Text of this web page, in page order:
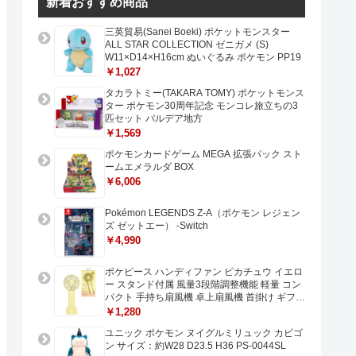
三英貿易(Sanei Boeki) ポケットモンスター
ALL STAR COLLECTION ゼニガメ (S)
W11×D14×H16cm ぬいぐるみ ポケモン PP19
￥1,027
タカラトミー(TAKARA TOMY) ポケットモンス
ター ポケモン30周年記念 モンコレ旅立ちの3
匹セット パルデア地方
￥1,569
ポケモンカードゲーム MEGA 拡張パック スト
ームエメラルダ BOX
￥6,006
Pokémon LEGENDS Z-A（ポケモン レジェン
ズ ゼットエー） -Switch
￥4,990
ポケピース ハンディファン ピカチュウ イエロ
ー スタンド付属 風量3段階調整機能 軽量 コン
パクト 手持ち扇風機 卓上扇風機 首掛け ギフト
プレゼントに最適 USB充電 Type-C対応
￥1,280
ユニック ポケモン ヌイグルミリュック カビゴ
ン サイズ：約W28 D23.5 H36 PS-0044SL